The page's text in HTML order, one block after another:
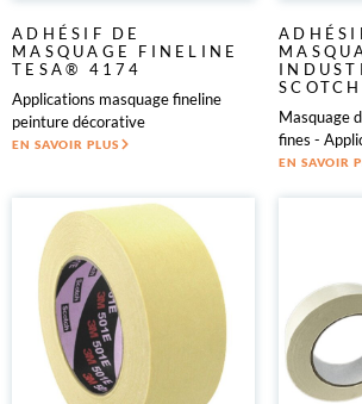
Peinture
Peinture industrielle
PLV
Podologie
Rénovation & décoration
Secteur agricole
Sports
Système climatisation ventilation
Textiles techniques
Traitement de surface
Transports
Verre & cloison
ADHÉSIF DE
MASQUAGE FINELINE
TESA® 4174
Applications masquage fineline
peinture décorative
EN SAVOIR PLUS
Masquage
fines -
EN SAVOIR